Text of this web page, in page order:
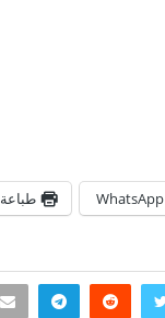
WhatsApp طباعة